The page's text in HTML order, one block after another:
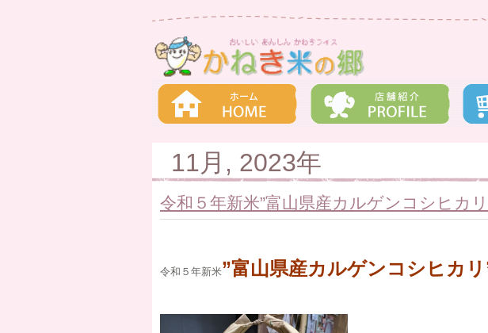
11月, 2023年
令和５年新米”富山県産カルゲンコシヒカ
令和５年新米”富山県産カルゲンコシヒカリ